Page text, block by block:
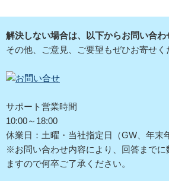
解決しない場合は、以下からお問い合わ
その他、ご意見、ご要望もぜひお寄せく
サポート営業時間
10:00～18:00
休業日：土曜・当社指定日（GW、年末
※お問い合わせ内容により、回答までに
ますので何卒ご了承ください。